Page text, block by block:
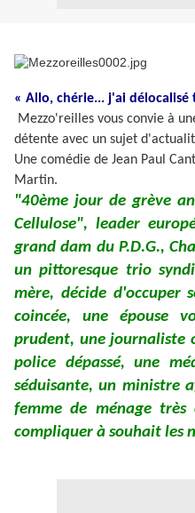
« Allo, chérie... j'ai délocalisé
Mezzo'reilles vous convie à
détente avec un sujet
Une comédie de Jean Paul
Martin.
"40ème jour de grève
Cellulose", leader
grand dam du P.D.G.,
un pittoresque trio
mère, décide d'occuper
coincée, une épouse
prudent, une journaliste
police dépassé, une
séduisante, un ministre
femme de ménage
compliquer à souhait les